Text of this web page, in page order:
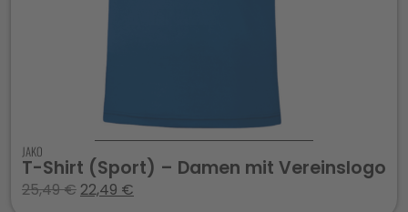
JAKO
T-Shirt (Sport) – Damen mit Vereinslogo
25,49€ 22,49 €